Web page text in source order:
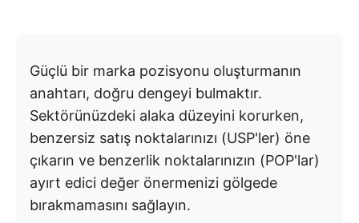
Güçlü bir marka pozisyonu oluşturmanın
anahtarı, doğru dengeyi bulmaktır.
Sektörünüzdeki alaka düzeyini korurken,
benzersiz satış noktalarınızı (USP'ler) öne
çıkarın ve benzerlik noktalarınızın (POP'lar)
ayırt edici değer önermenizi gölgede
bırakmamasını sağlayın.